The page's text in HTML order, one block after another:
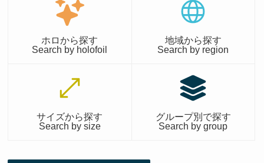
ホロから探す
Search by holofoil
地域から探す
Search by region
サイズから探す
Search by size
グループ別で探す
Search by group